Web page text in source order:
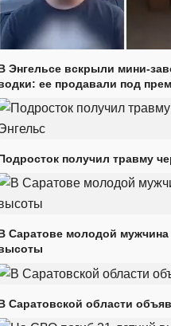
Энгельсе вскрыли мини-
ее продавали под
получил травму
Саратове молодой мужчина
Саратовской области